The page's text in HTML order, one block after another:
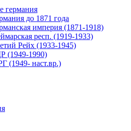
германия
до 1871 года
империя (1871-1918)
респ. (1919-1933)
Рейх (1933-1945)
(1949-1990)
(1949- наст.вр.)